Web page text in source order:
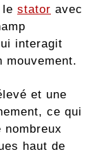
le stator avec
interagit
mouvement.
et une
ce qui
haut de